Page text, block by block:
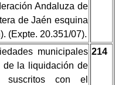
Andaluza de
de Jaén esquina
(Expte. 20.351/07).
municipales
de la liquidación de
suscritos con el
214